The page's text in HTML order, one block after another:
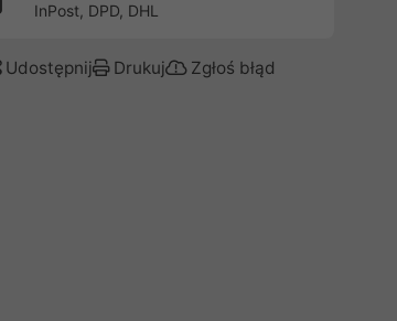
InPost, DPD, DHL
Udostępnij Drukuj Zgłoś błąd